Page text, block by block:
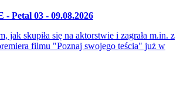
Petal 03 - 09.08.2026
jak skupiła się na aktorstwie i zagrała m.in. z
filmu "Poznaj swojego teścia" już w